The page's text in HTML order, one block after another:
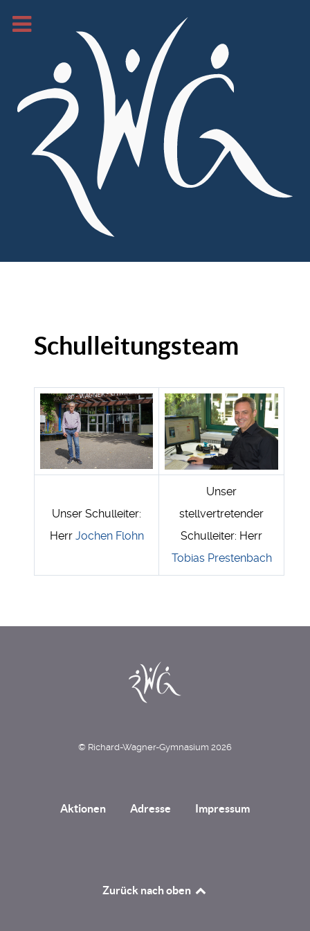
Schulleitungsteam
Unser Schulleiter:
Herr Jochen Flohn
Unser
stellvertretender
Schulleiter: Herr
Tobias Prestenbach
© Richard-Wagner-Gymnasium 2026
Aktionen Adresse Impressum
Zurück nach oben